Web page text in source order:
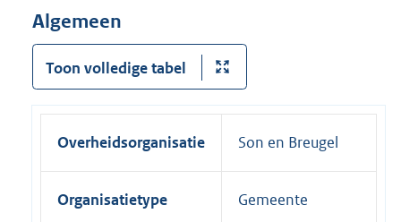
Algemeen
Toon volledige tabel
Overheidsorganisatie Son en Breugel
Organisatietype Gemeente